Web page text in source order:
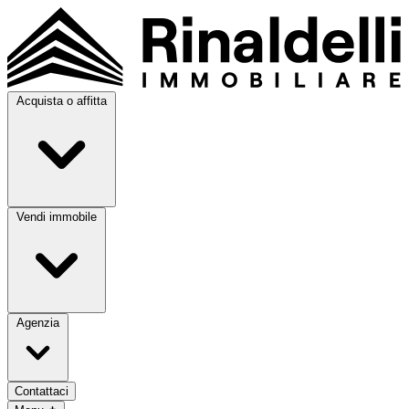
Acquista o affitta
Vendi immobile
Agenzia
Contattaci